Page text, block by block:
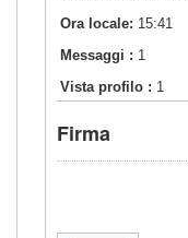
Ora locale: 15:41
Messaggi : 1
Vista profilo : 1
Firma